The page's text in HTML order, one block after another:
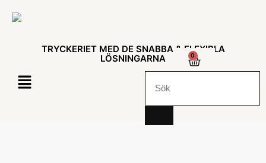
TRYCKERIET MED DE SNABBA & FLEXIBLA
LÖSNINGARNA
0